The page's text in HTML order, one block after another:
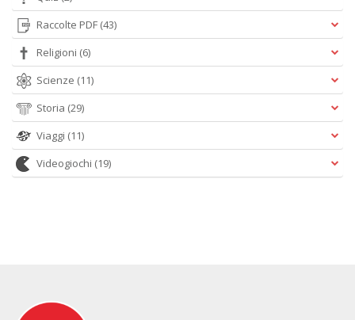
Raccolte PDF (43)
Religioni (6)
Scienze (11)
Storia (29)
Viaggi (11)
Videogiochi (19)